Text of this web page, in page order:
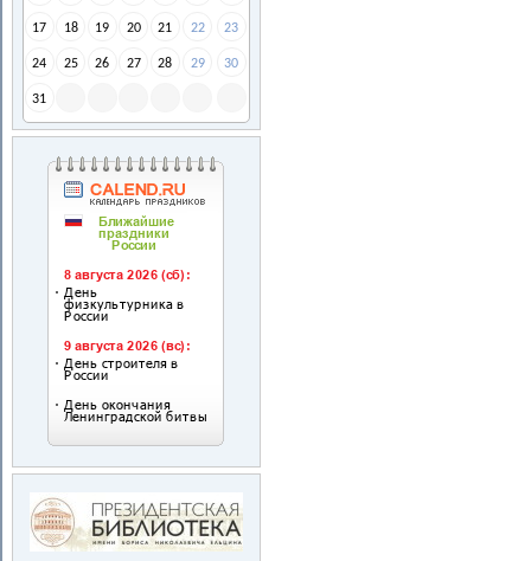
17 18 19 20 21 22 23
24 25 26 27 28 29 30
31